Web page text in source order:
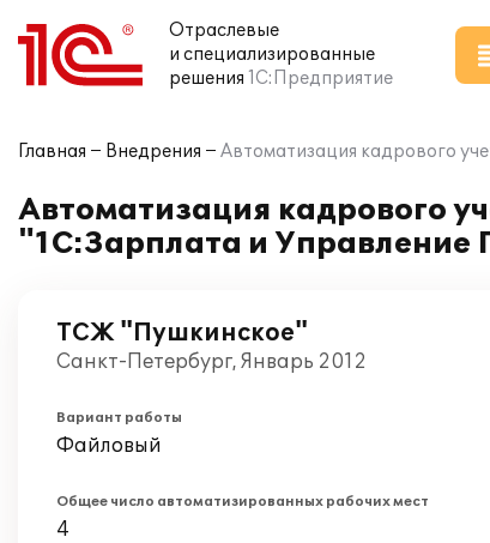
Отраслевые
и специализированные
решения 1С:Предприятие
Главная Внедрения Автоматизация кадрового
Автоматизация кадрового
"1С:Зарплата и
ТСЖ "Пушкинское"
Санкт-Петербург, Январь 2012
Вариант работы
Файловый
Общее число автоматизированных рабочих мест
4